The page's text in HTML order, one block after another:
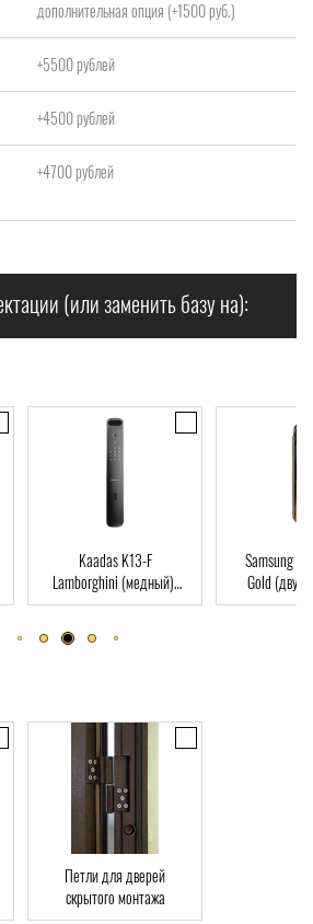
дополнительная опция (+1500 руб.)
+5500 рублей
+4500 рублей
+4700 рублей
(или заменить базу на):
Samsung SHP-DP728
Gold (двухригельная
врезная часть), Автомат,
отпечаток пальца, RFID-
Card
Dircode
пальца,
ключ, Wi-Fi,
Петли для дверей
скрытого монтажа